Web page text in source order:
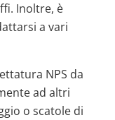
Inoltre, è
a vari
NPS da
ad altri
o scatole di